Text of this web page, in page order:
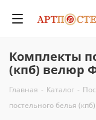
Комплекты
(кпб) велюр
Главная - Каталог -
постельного белья